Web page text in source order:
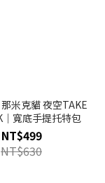
米克貓 夜空TAKE
｜寬底手提托特包
NT$499
NT$630